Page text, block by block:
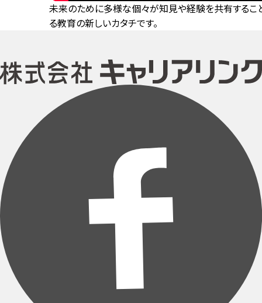
未来のために多様な個々が知見や経験を共有するこ
る教育の新しいカタチです。